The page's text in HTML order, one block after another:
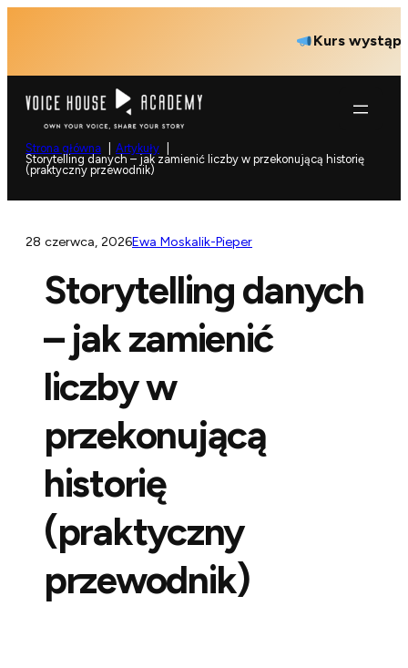
Kurs wystąpień
Strona główna
Artykuły
Storytelling danych – jak zamienić liczby w przekonującą historię
(praktyczny przewodnik)
28 czerwca, 2026Ewa Moskalik-Pieper
Storytelling danych
– jak zamienić
liczby w
przekonującą
historię
(praktyczny
przewodnik)